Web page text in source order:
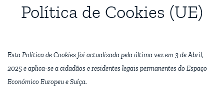
Política de Cookies (UE)
Esta Política de Cookies foi actualizada pela última vez em 3 de Abril,
2025 e aplica-se a cidadãos e residentes legais permanentes do Espaço
Económico Europeu e Suíça.